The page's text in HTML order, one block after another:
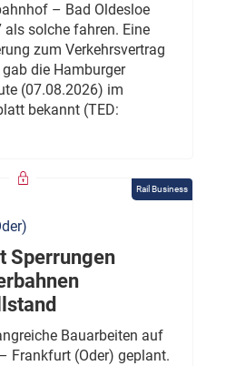
– Bad Oldesloe
solche fahren. Eine
zum Verkehrsvertrag
die Hamburger
(07.08.2026) im
bekannt (TED:
Rail Business
Sperrungen
Bauarbeiten auf
Frankfurt (Oder) geplant.